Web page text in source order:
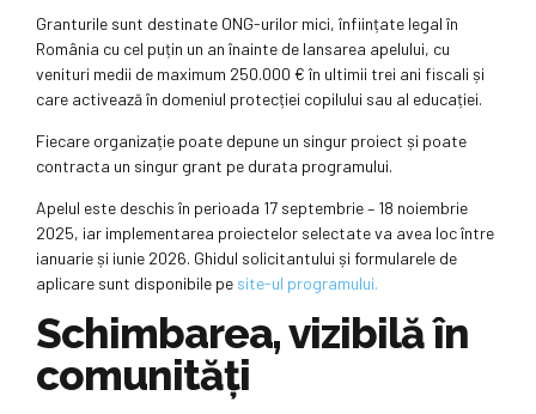
Granturile sunt destinate ONG-urilor mici, înființate legal în
România cu cel puțin un an înainte de lansarea apelului, cu
venituri medii de maximum 250.000 € în ultimii trei ani fiscali și
care activează în domeniul protecției copilului sau al educației.
Fiecare organizație poate depune un singur proiect și poate
contracta un singur grant pe durata programului.
Apelul este deschis în perioada 17 septembrie – 18 noiembrie
2025, iar implementarea proiectelor selectate va avea loc între
ianuarie și iunie 2026. Ghidul solicitantului și formularele de
aplicare sunt disponibile pe site-ul programului.
Schimbarea, vizibilă în
comunități